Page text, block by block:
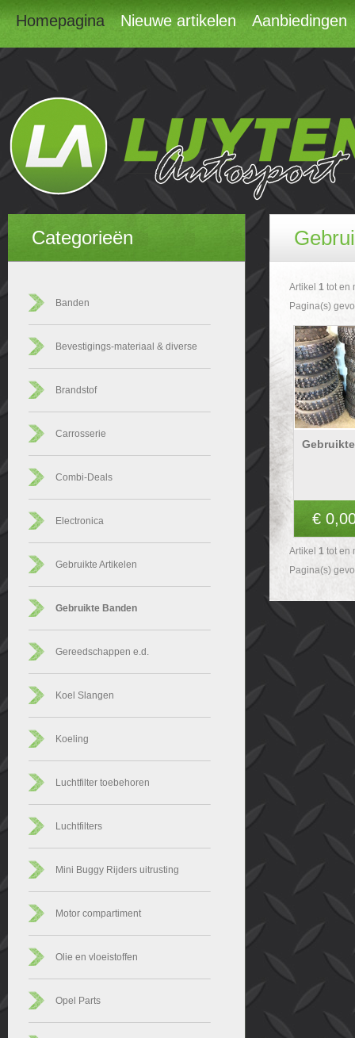
Homepagina Nieuwe artikelen Aanbiedingen
Categorieën
Banden
Bevestigings-materiaal & diverse
Brandstof
Carrosserie
Combi-Deals
Electronica
Gebruikte Artikelen
Gebruikte Banden
Gereedschappen e.d.
Koel Slangen
Koeling
Luchtfilter toebehoren
Luchtfilters
Mini Buggy Rijders uitrusting
Motor compartiment
Olie en vloeistoffen
Opel Parts
Artikel 1 tot en
Pagina(s)
€
Artikel 1 tot en
Pagina(s)